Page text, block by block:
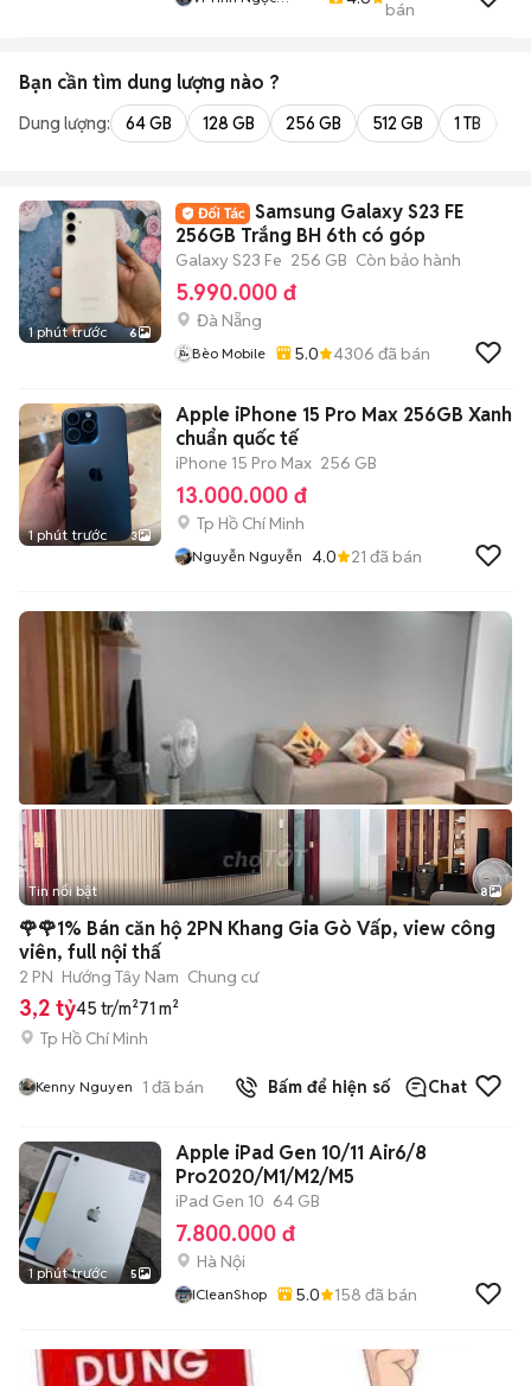
bán
Bạn cần tìm dung lượng nào ?
Dung lượng: 64 GB 128 GB 256 GB 512 GB 1 TB
1 phút trước 6
Samsung Galaxy S23 FE
256GB Trắng BH 6th có góp
Galaxy S23 Fe 256 GB Còn bảo hành
5.990.000 đ
Đà Nẵng
Bèo Mobile 5.0 4306 đã bán
1 phút trước 3
Apple iPhone 15 Pro Max 256GB Xanh
chuẩn quốc tế
iPhone 15 Pro Max 256 GB
13.000.000 đ
Tp Hồ Chí Minh
Nguyễn Nguyễn 4.0 21 đã bán
+2
Tin nổi bật 8
🌹🌹1% Bán căn hộ 2PN Khang Gia Gò Vấp, view công
viên, full nội thấ
2 PN Hướng Tây Nam Chung cư
3,2 tỷ45 tr/m²71 m²
Tp Hồ Chí Minh
Kenny Nguyen 1 đã bán Bấm để hiện số Chat
1 phút trước 5
Apple iPad Gen 10/11 Air6/8
Pro2020/M1/M2/M5
iPad Gen 10 64 GB
7.800.000 đ
Hà Nội
ICleanShop 5.0 158 đã bán